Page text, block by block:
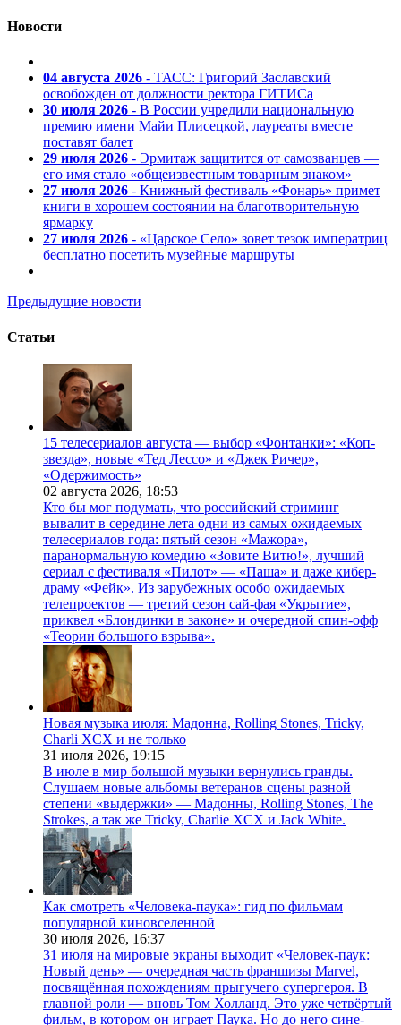
Новости
04 августа 2026 - ТАСС: Григорий Заславский
освобожден от должности ректора ГИТИСа
30 июля 2026 - В России учредили национальную
премию имени Майи Плисецкой, лауреаты вместе
поставят балет
29 июля 2026 - Эрмитаж защитится от самозванцев —
его имя стало «общеизвестным товарным знаком»
27 июля 2026 - Книжный фестиваль «Фонарь» примет
книги в хорошем состоянии на благотворительную
ярмарку
27 июля 2026 - «Царское Село» зовет тезок императриц
бесплатно посетить музейные маршруты
Предыдущие новости
Статьи
15 телесериалов августа — выбор «Фонтанки»: «Коп-
звезда», новые «Тед Лессо» и «Джек Ричер»,
«Одержимость»
02 августа 2026, 18:53
Кто бы мог подумать, что российский стриминг
вывалит в середине лета одни из самых ожидаемых
телесериалов года: пятый сезон «Мажора»,
паранормальную комедию «Зовите Витю!», лучший
сериал с фестиваля «Пилот» — «Паша» и даже кибер-
драму «Фейк». Из зарубежных особо ожидаемых
телепроектов — третий сезон сай-фая «Укрытие»,
приквел «Блондинки в законе» и очередной спин-офф
«Теории большого взрыва».
Новая музыка июля: Мадонна, Rolling Stones, Tricky,
Charli XCX и не только
31 июля 2026, 19:15
В июле в мир большой музыки вернулись гранды.
Слушаем новые альбомы ветеранов сцены разной
степени «выдержки» — Мадонны, Rolling Stones, The
Strokes, а так же Tricky, Charlie XCX и Jack White.
Как смотреть «Человека-паука»: гид по фильмам
популярной киновселенной
30 июля 2026, 16:37
31 июля на мировые экраны выходит «Человек-паук:
Новый день» — очередная часть франшизы Marvel,
посвящённая похождениям прыгучего супергероя. В
главной роли — вновь Том Холланд. Это уже четвёртый
фильм, в котором он играет Паука. Но до него сине-